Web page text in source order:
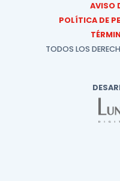
AVISO
POLÍTICA DE
TODOS LOS